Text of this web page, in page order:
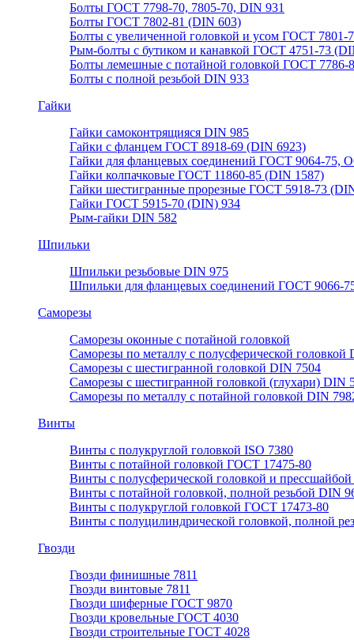
Болты ГОСТ 7798-70, 7805-70, DIN 931
Болты ГОСТ 7802-81 (DIN 603)
Болты с увеличенной головкой и усом ГОСТ 7801-
Рым-болты с бутиком и канавкой ГОСТ 4751-73
Болты лемешные с потайной головкой ГОСТ 7786-
Болты с полной резьбой DIN 933
Гайки
Гайки самоконтрящияся DIN 985
Гайки с фланцем ГОСТ 8918-69 (DIN 6923)
Гайки для фланцевых соединений ГОСТ 9064-75,
Гайки колпачковые ГОСТ 11860-85 (DIN 1587)
Гайки шестигранные прорезные ГОСТ 5918-73
Гайки ГОСТ 5915-70 (DIN) 934
Рым-гайки DIN 582
Шпильки
Шпильки резьбовые DIN 975
Шпильки для фланцевых соединений ГОСТ 9066-
Саморезы
Саморезы оконные с потайной головкой
Саморезы по металлу с полусферической головкой
Саморезы с шестигранной головкой DIN 7504
Саморезы с шестигранной головкой (глухари) DIN
Саморезы по металлу с потайной головкой DIN
Винты
Винты с полукруглой головкой ISO 7380
Винты с потайной головкой ГОСТ 17475-80
Винты с полусферической головкой и
Винты с потайной головкой, полной резьбой DIN
Винты с полукруглой головкой ГОСТ 17473-80
Винты с полуцилиндрической головкой, полной
Гвозди
Гвозди финишные 7811
Гвозди винтовые 7811
Гвозди шиферные ГОСТ 9870
Гвозди кровельные ГОСТ 4030
Гвозди строительные ГОСТ 4028